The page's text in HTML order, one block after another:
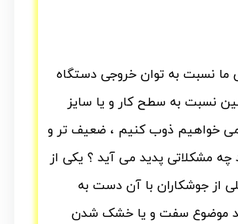
ما نسبت به توان خروجی دستگاه
نسبت به سطح کار و یا سایز
می خواهیم ذوب کنیم ، ضعیف تر و
چه مشکلاتی پدید می آید ؟ یکی از
از جوشکاران با آن دست به
موضوع سفت و یا خشک شدن